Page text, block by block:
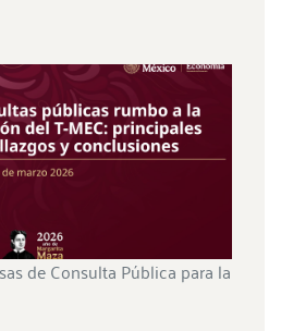
de Consulta Pública para la